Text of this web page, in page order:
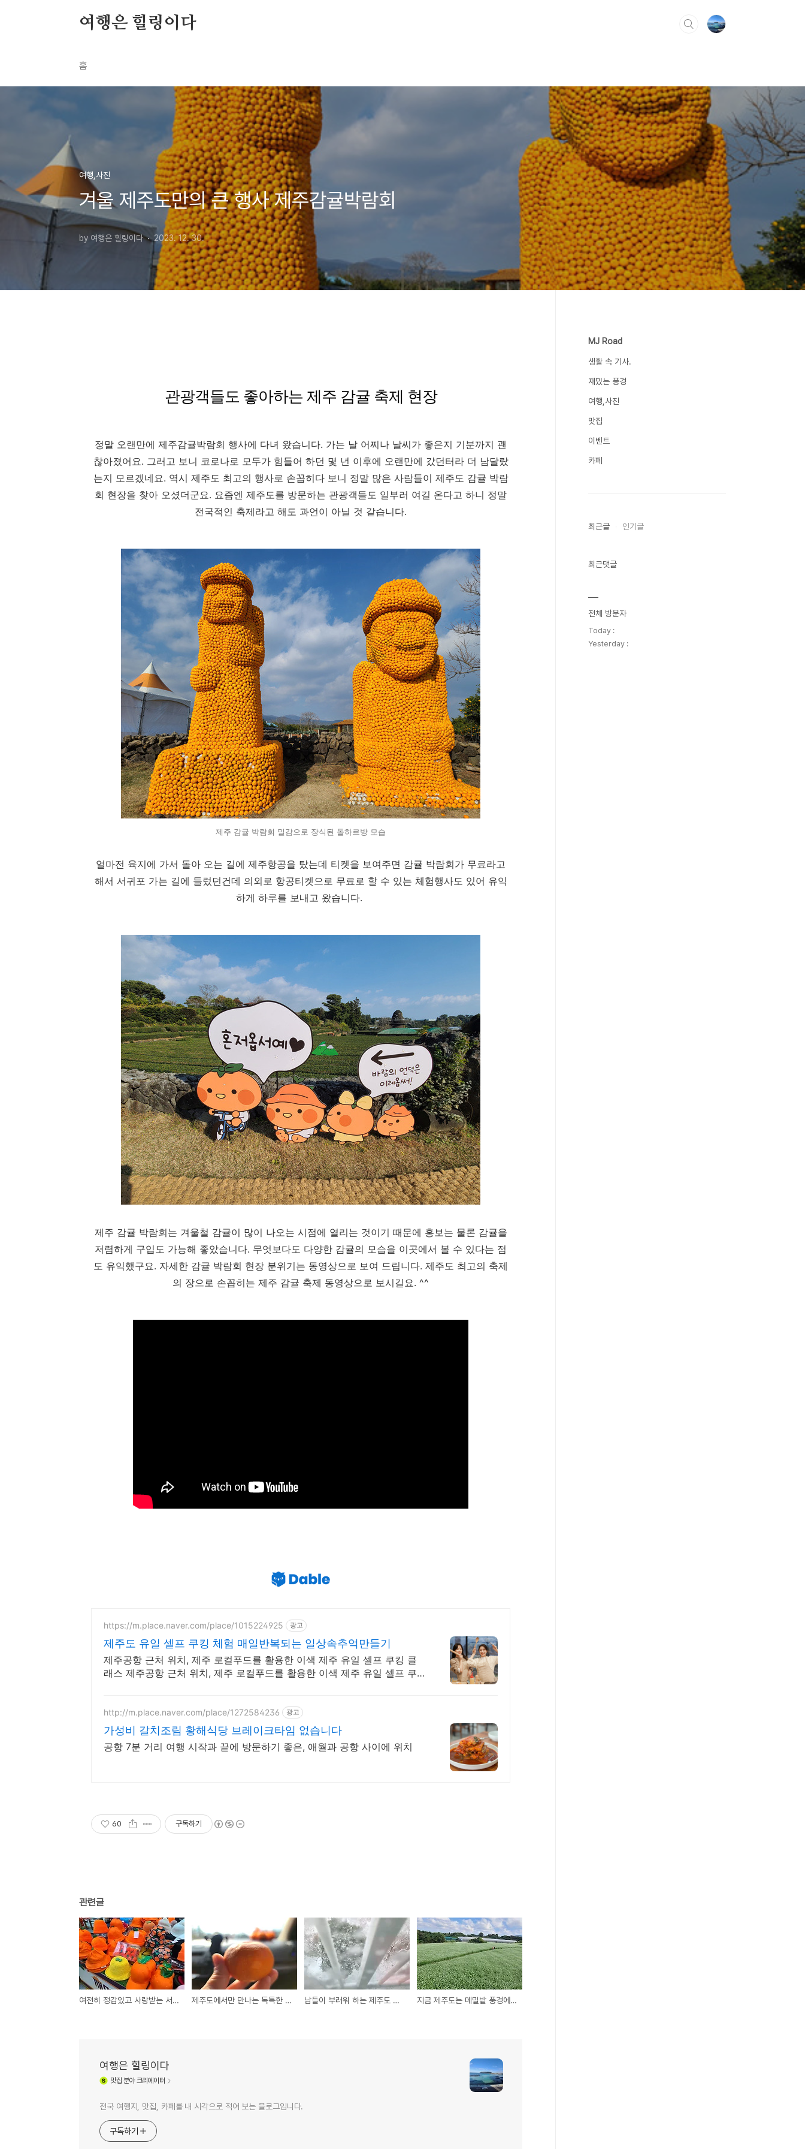
여행은 힐링이다
홈
여행,사진
겨울 제주도만의 큰 행사 제주감귤박람회
by 여행은 힐링이다 2023. 12. 30.
관광객들도 좋아하는 제주 감귤 축제 현장
정말 오랜만에 제주감귤박람회 행사에 다녀 왔습니다. 가는 날 어찌나 날씨가 좋은지 기분까지 괜
찮아졌어요. 그러고 보니 코로나로 모두가 힘들어 하던 몇 년 이후에 오랜만에 갔던터라 더 남달랐
는지 모르겠네요. 역시 제주도 최고의 행사로 손꼽히다 보니 정말 많은 사람들이 제주도 감귤 박람
회 현장을 찾아 오셨더군요. 요즘엔 제주도를 방문하는 관광객들도 일부러 여길 온다고 하니 정말
전국적인 축제라고 해도 과언이 아닐 것 같습니다.
제주 감귤 박람회 밀감으로 장식된 돌하르방 모습
얼마전 육지에 가서 돌아 오는 길에 제주항공을 탔는데 티켓을 보여주면 감귤 박람회가 무료라고
해서 서귀포 가는 길에 들렀던건데 의외로 항공티켓으로 무료로 할 수 있는 체험행사도 있어 유익
하게 하루를 보내고 왔습니다.
제주 감귤 박람회는 겨울철 감귤이 많이 나오는 시점에 열리는 것이기 때문에 홍보는 물론 감귤을
저렴하게 구입도 가능해 좋았습니다. 무엇보다도 다양한 감귤의 모습을 이곳에서 볼 수 있다는 점
도 유익했구요. 자세한 감귤 박람회 현장 분위기는 동영상으로 보여 드립니다. 제주도 최고의 축제
의 장으로 손꼽히는 제주 감귤 축제 동영상으로 보시길요. ^^
https://m.place.naver.com/place/1015224925 광고
제주도 유일 셀프 쿠킹 체험 매일반복되는 일상속추억만들기
제주공항 근처 위치, 제주 로컬푸드를 활용한 이색 제주 유일 셀프 쿠킹 클
래스 제주공항 근처 위치, 제주 로컬푸드를 활용한 이색 제주 유일 셀프 쿠
http://m.place.naver.com/place/1272584236 광고
가성비 갈치조림 황해식당 브레이크타임 없습니다
공항 7분 거리 여행 시작과 끝에 방문하기 좋은, 애월과 공항 사이에 위치
60 구독하기
관련글
여전히 정감있고 사랑받는 서귀포 매일올레시장 제주도에서만 만나는 독특한 길거리 가판대 남들이 부러워 하는 제주도 흔한 겨울 풍경 😳 지금 제주도는 메밀밭 풍경에 눈이 즐겁다
여행은 힐링이다
맛집 분야 크리에이터
전국 여행지, 맛집, 카페를 내 시각으로 적어 보는 블로그입니다.
구독하기
MJ Road
생활 속 기사.
재밌는 풍경
여행,사진
맛집
이벤트
카페
최근글 인기글
최근댓글
전체 방문자
Today :
Yesterday :